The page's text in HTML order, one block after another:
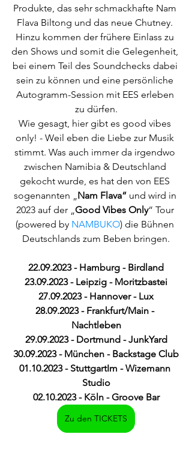
Produkte, das sehr schmackhafte Nam
Flava Biltong und das neue Chutney.
Hinzu kommen der frühere Einlass zu
den Shows und somit die Gelegenheit,
bei einem Teil des Soundchecks dabei
sein zu können und eine persönliche
Autogramm-Session mit EES erleben
zu dürfen.
Wie gesagt, hier gibt es good vibes
only! - Weil eben die Liebe zur Musik
stimmt. Was auch immer da irgendwo
zwischen Namibia & Deutschland
gekocht wurde, es hat den von EES
sogenannten „Nam Flava“ und wird in
2023 auf der „Good Vibes Only“ Tour
(powered by NAMBUKO) die Bühnen
Deutschlands zum Beben bringen.
22.09.2023 - Hamburg - Birdland
23.09.2023 - Leipzig - Moritzbastei
27.09.2023 - Hannover - Lux
28.09.2023 - Frankfurt/Main -
Nachtleben
29.09.2023 - Dortmund - JunkYard
30.09.2023 - München - Backstage Club
01.10.2023 - StuttgartIm - Wizemann
Studio
02.10.2023 - Köln - Groove Bar
Zu den TICKETS